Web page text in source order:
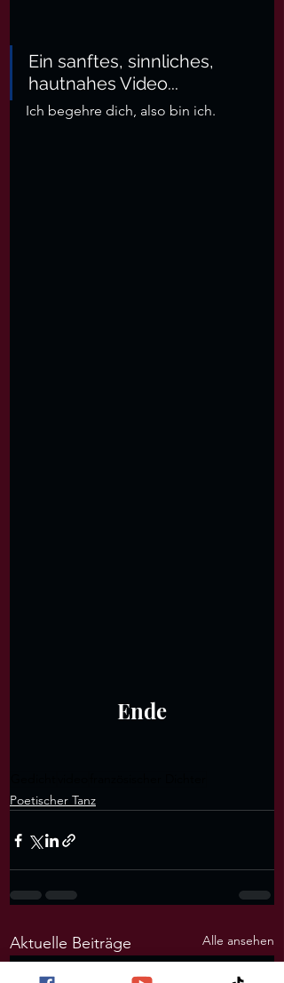
Ein sanftes, sinnliches,
hautnahes Video...
Ich begehre dich, also bin ich.
Ende
Poetischer Tanz
Aktuelle Beiträge Alle ansehen